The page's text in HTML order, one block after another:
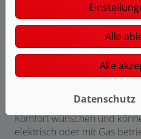
Eine Steuerung
System
Das gesamte System – ob
wird über eine Regelung,
Bedienfeld UI 800,
einfache, intuitive und
können selbst entscheiden,
Komfort wünschen und
elektrisch oder mit Gas
Alle
Alle
Datenschutz